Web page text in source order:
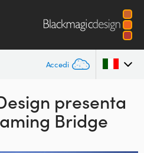
Accedi
presenta
Bridge